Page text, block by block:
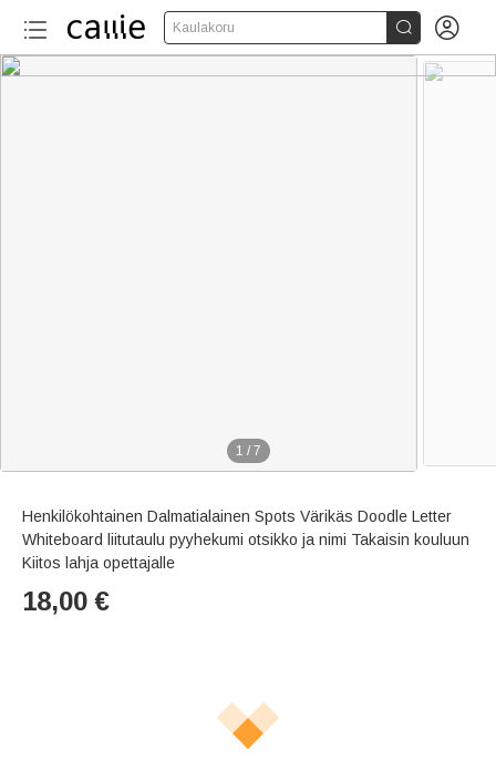
Kaulakoru  
1 / 7
Henkilökohtainen Dalmatialainen Spots Värikäs Doodle Letter
Whiteboard liitutaulu pyyhekumi otsikko ja nimi Takaisin kouluun
Kiitos lahja opettajalle
18,00 €